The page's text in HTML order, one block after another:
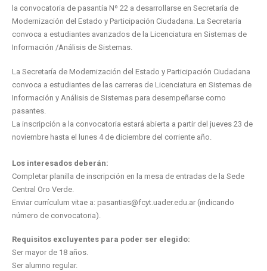
la convocatoria de pasantía Nº 22 a desarrollarse en Secretaría de
Modernización del Estado y Participación Ciudadana. La Secretaría
convoca a estudiantes avanzados de la Licenciatura en Sistemas de
Información /Análisis de Sistemas.
La Secretaría de Modernización del Estado y Participación Ciudadana
convoca a estudiantes de las carreras de Licenciatura en Sistemas de
Información y Análisis de Sistemas para desempeñarse como
pasantes.
La inscripción a la convocatoria estará abierta a partir del jueves 23 de
noviembre hasta el lunes 4 de diciembre del corriente año.
Los interesados deberán:
Completar planilla de inscripción en la mesa de entradas de la Sede
Central Oro Verde.
Enviar currículum vitae a: pasantias@fcyt.uader.edu.ar (indicando
número de convocatoria).
Requisitos excluyentes para poder ser elegido:
Ser mayor de 18 años.
Ser alumno regular.